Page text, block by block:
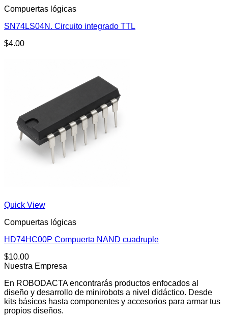
Compuertas lógicas
SN74LS04N. Circuito integrado TTL
$4.00
Quick View
Compuertas lógicas
HD74HC00P Compuerta NAND cuadruple
$10.00
Nuestra Empresa
En ROBODACTA encontrarás productos enfocados al
diseño y desarrollo de minirobots a nivel didáctico. Desde
kits básicos hasta componentes y accesorios para armar tus
propios diseños.